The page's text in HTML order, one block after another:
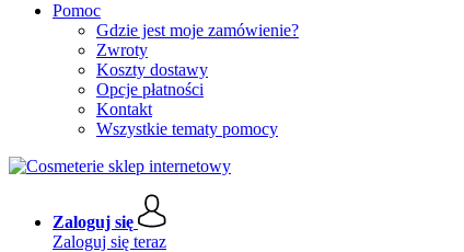
Pomoc
Gdzie jest moje zamówienie?
Zwroty
Koszty dostawy
Opcje płatności
Kontakt
Wszystkie tematy pomocy
Zaloguj się
Zaloguj się teraz